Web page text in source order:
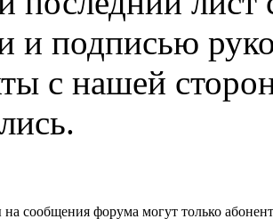
и подписью
с нашей
на сообщения форума могут только